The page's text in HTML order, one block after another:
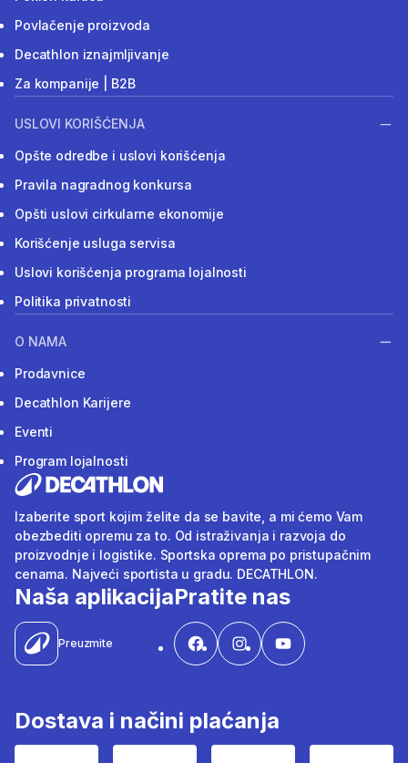
Povlačenje proizvoda
Decathlon iznajmljivanje
Za kompanije | B2B
USLOVI KORIŠĆENJA
Opšte odredbe i uslovi korišćenja
Pravila nagradnog konkursa
Opšti uslovi cirkularne ekonomije
Korišćenje usluga servisa
Uslovi korišćenja programa lojalnosti
Politika privatnosti
O NAMA
Prodavnice
Decathlon Karijere
Eventi
Program lojalnosti
Izaberite sport kojim želite da se bavite, a mi ćemo Vam
obezbediti opremu za to. Od istraživanja i razvoja do
proizvodnje i logistike. Sportska oprema po pristupačnim
cenama. Najveći sportista u gradu. DECATHLON.
Naša aplikacija
Preuzmite
Pratite nas
Dostava i načini plaćanja